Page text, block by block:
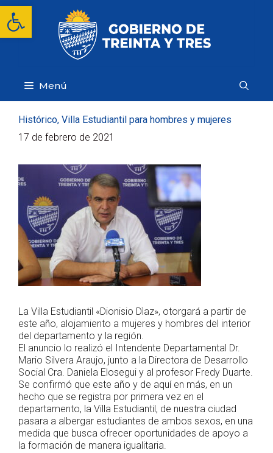
Abrir barra de herramientas
Saltar
contenido
Menú
Histórico, Villa Estudiantil para hombres y mujeres
17 de febrero de 2021
La Villa Estudiantil «Dionisio Dìaz», otorgará a partir de
este año, alojamiento a mujeres y hombres del interior
del departamento y la región.
El anuncio lo realizó el Intendente Departamental Dr.
Mario Silvera Araujo, junto a la Directora de Desarrollo
Social Cra. Daniela Elosegui y al profesor Fredy Duarte.
Se confirmó que este año y de aquí en más, en un
hecho que se registra por primera vez en el
departamento, la Villa Estudiantil, de nuestra ciudad
pasara a albergar estudiantes de ambos sexos, en una
medida que busca ofrecer oportunidades de apoyo a
la formación de manera igualitaria.